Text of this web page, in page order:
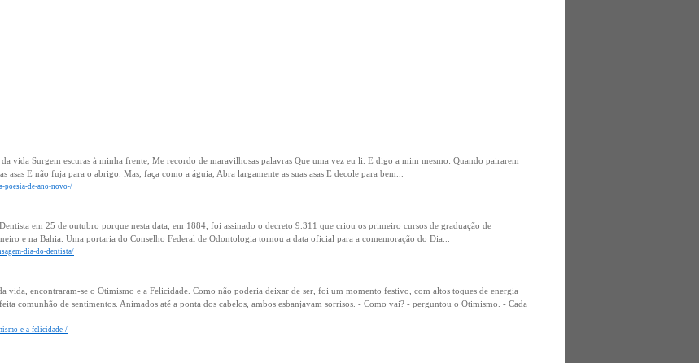
vida Surgem escuras à minha frente, Me recordo de maravilhosas palavras Que uma vez eu li. E digo a mim mesmo: Quando pairarem
asas E não fuja para o abrigo. Mas, faça como a águia, Abra largamente as suas asas E decole para bem...
poesia-de-ano-novo-/
em 25 de outubro porque nesta data, em 1884, foi assinado o decreto 9.311 que criou os primeiro cursos de graduação de
e na Bahia. Uma portaria do Conselho Federal de Odontologia tornou a data oficial para a comemoração do Dia...
dia-do-dentista/
vida, encontraram-se o Otimismo e a Felicidade. Como não poderia deixar de ser, foi um momento festivo, com altos toques de energia
comunhão de sentimentos. Animados até a ponta dos cabelos, ambos esbanjavam sorrisos. - Como vai? - perguntou o Otimismo. - Cada
e-a-felicidade-/